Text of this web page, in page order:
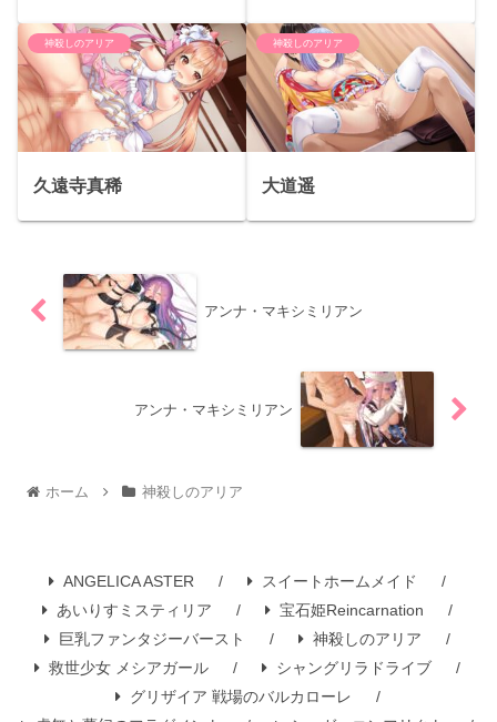
神殺しのアリア
久遠寺真稀
神殺しのアリア
大道遥
アンナ・マキシミリアン
アンナ・マキシミリアン
ホーム 神殺しのアリア
ANGELICA ASTER
スイートホームメイド
あいりすミスティリア
宝石姫Reincarnation
巨乳ファンタジーバースト
神殺しのアリア
救世少女 メシアガール
シャングリラドライブ
グリザイア 戦場のバルカローレ